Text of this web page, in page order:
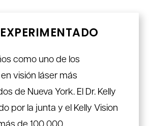
como uno de los
visión láser más
de Nueva York. El Dr. Kelly
por la junta y el Kelly Vision